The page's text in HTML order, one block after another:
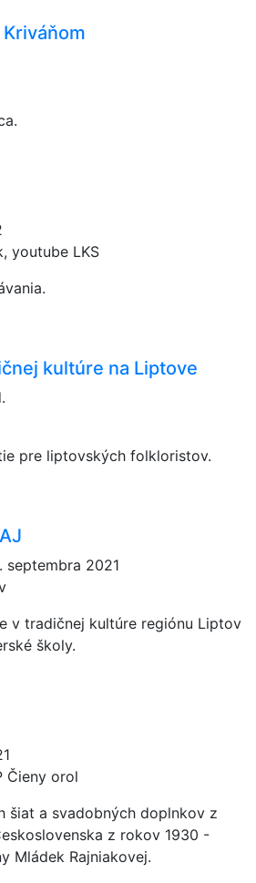
youtube LKS
kultúre na Liptove
pre liptovských folkloristov.
septembra 2021
v tradičnej kultúre regiónu Liptov
školy.
Čieny orol
šiat a svadobných doplnkov z
z rokov 1930 -
Mládek Rajniakovej.